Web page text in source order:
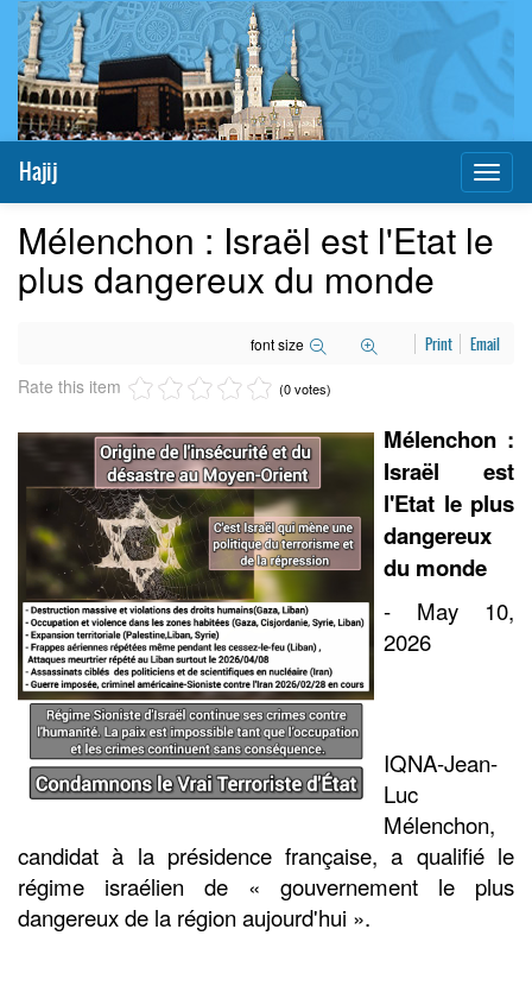
Hajij
Mélenchon : Israël est l'Etat le
plus dangereux du monde
font size Print Email
Rate this item (0 votes)
Mélenchon :
Israël est
l'Etat le plus
dangereux
du monde
- May 10,
2026
IQNA-Jean-
Luc
Mélenchon,
candidat à la présidence française, a qualifié le
régime israélien de « gouvernement le plus
dangereux de la région aujourd'hui ».